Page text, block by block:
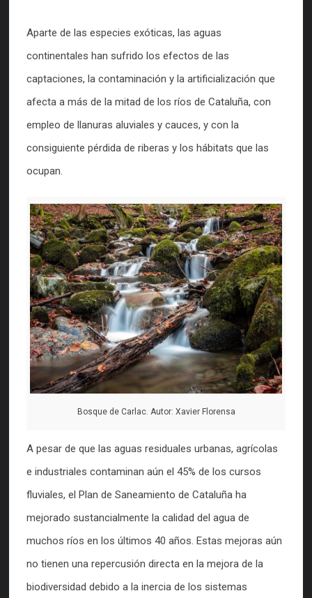
Aparte de las especies exóticas, las aguas
continentales han sufrido los efectos de las
captaciones, la contaminación y la artificialización que
afecta a más de la mitad de los ríos de Cataluña, con
empleo de llanuras aluviales y cauces, y con la
consiguiente pérdida de riberas y los hábitats que las
ocupan.
Bosque de Carlac. Autor: Xavier Florensa
A pesar de que las aguas residuales urbanas, agrícolas
e industriales contaminan aún el 45% de los cursos
fluviales, el Plan de Saneamiento de Cataluña ha
mejorado sustancialmente la calidad del agua de
muchos ríos en los últimos 40 años. Estas mejoras aún
no tienen una repercusión directa en la mejora de la
biodiversidad debido a la inercia de los sistemas